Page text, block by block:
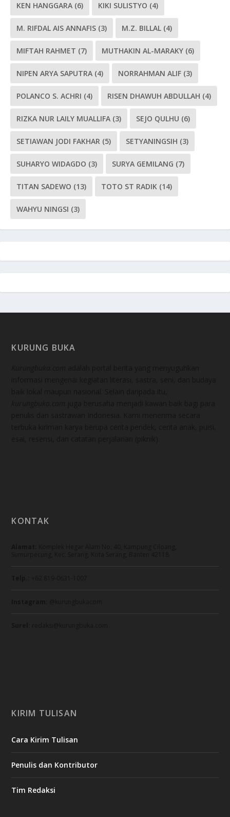
KEN HANGGARA (6) KIKI SULISTYO (4)
M. RIFDAL AIS ANNAFIS (3) M.Z. BILLAL (4)
MIFTAH RAHMET (7) MUTHAKIN AL-MARAKY (6)
NIPEN ARYA SAPUTRA (4) NORRAHMAN ALIF (3)
POLANCO S. ACHRI (4) RISEN DHAWUH ABDULLAH (4)
RIZKA NUR LAILY MUALLIFA (3) SEJO QULHU (6)
SETIAWAN JODI FAKHAR (5) SETYANINGSIH (3)
SUHARYO WIDAGDO (3) SURYA GEMILANG (7)
TITAN SADEWO (13) TOTO ST RADIK (14)
WAHYU NINGSI (3)
KURUNG BUKA
KONTAK
KIRIM TULISAN
Cara Kirim Tulisan
Penulis dan Kontributor
Tim Redaksi